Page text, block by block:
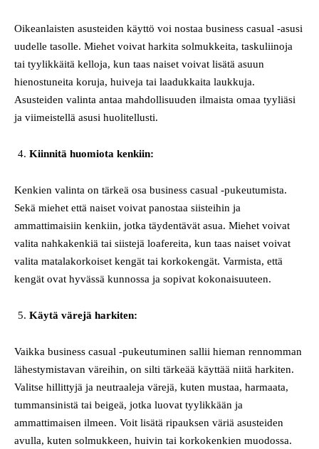
Oikeanlaisten asusteiden käyttö voi nostaa business casual -asusi
uudelle tasolle. Miehet voivat harkita solmukkeita, taskuliinoja
tai tyylikkäitä kelloja, kun taas naiset voivat lisätä asuun
hienostuneita koruja, huiveja tai laadukkaita laukkuja.
Asusteiden valinta antaa mahdollisuuden ilmaista omaa tyyliäsi
ja viimeistellä asusi huolitellusti.
Kiinnitä huomiota kenkiin:
Kenkien valinta on tärkeä osa business casual -pukeutumista.
Sekä miehet että naiset voivat panostaa siisteihin ja
ammattimaisiin kenkiin, jotka täydentävät asua. Miehet voivat
valita nahkakenkiä tai siistejä loafereita, kun taas naiset voivat
valita matalakorkoiset kengät tai korkokengät. Varmista, että
kengät ovat hyvässä kunnossa ja sopivat kokonaisuuteen.
Käytä värejä harkiten:
Vaikka business casual -pukeutuminen sallii hieman rennomman
lähestymistavan väreihin, on silti tärkeää käyttää niitä harkiten.
Valitse hillittyjä ja neutraaleja värejä, kuten mustaa, harmaata,
tummansinistä tai beigeä, jotka luovat tyylikkään ja
ammattimaisen ilmeen. Voit lisätä ripauksen väriä asusteiden
avulla, kuten solmukkeen, huivin tai korkokenkien muodossa.